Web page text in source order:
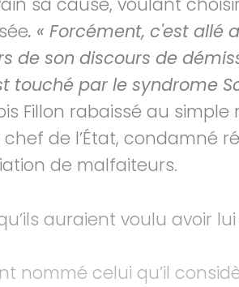
. « Forcément, c'est allé
de son discours de
touché par le syndrome
Fillon rabaissé au simple
chef de l’État, condamné
de malfaiteurs.
auraient voulu avoir
nommé celui qu’il